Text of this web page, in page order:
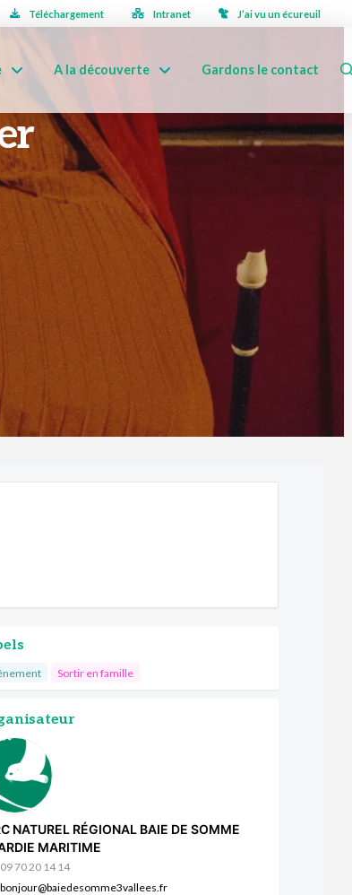
Téléchargement Intranet J’ai vu un écureuil
A la découverte Gardons le contact
Sortir en famille
NATUREL RÉGIONAL BAIE DE SOMME
MARITIME
09 70 20 14 14
bonjour@baiedesomme3vallees.fr